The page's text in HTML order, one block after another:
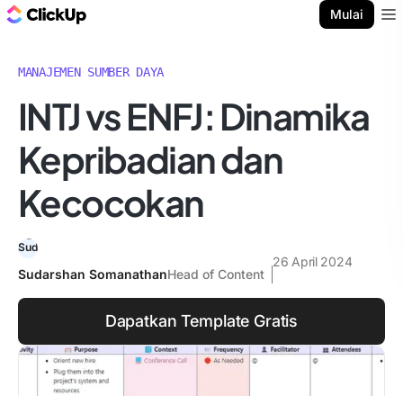
Mulai
MANAJEMEN SUMBER DAYA
INTJ vs ENFJ: Dinamika
Kepribadian dan
Kecocokan
Sudarshan SomanathanHead of Content
26 April 2024
Dapatkan Template Gratis